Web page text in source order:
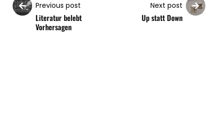
Previous post
Literatur belebt
Vorhersagen
Next post
Up statt Down